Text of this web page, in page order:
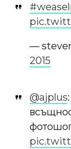
—
2015
@ajplus: